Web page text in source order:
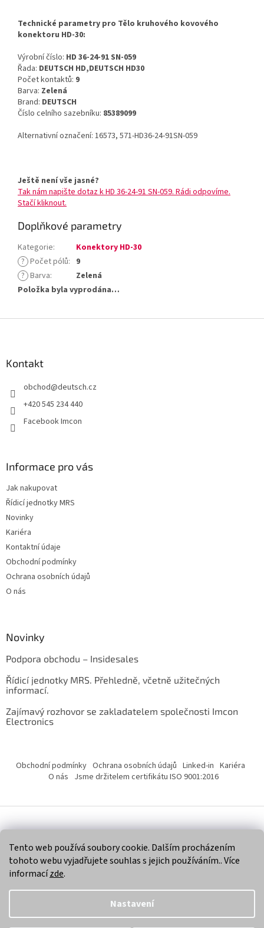
Tento web používá soubory cookie. Dalším procházením
tohoto webu vyjadřujete souhlas s jejich používáním.. Více
informacízde.
Nastavení
Technické parametry pro Tělo kruhového kovového
konektoru HD-30:
Výrobní číslo: HD 36-24-91 SN-059
Řada: DEUTSCH HD,DEUTSCH HD30
Počet kontaktů: 9
Barva: Zelená
Brand: DEUTSCH
Číslo celního sazebníku: 85389099
Alternativní označení: 16573, 571-HD36-24-91SN-059
Ještě není vše jasné?
Tak nám napište dotaz k HD 36-24-91 SN-059. Rádi odpovíme.
Stačí kliknout.
Doplňkové parametry
Kategorie:
Konektory HD-30
? Počet pólů: 9
? Barva:
Zelená
Položka byla vyprodána…
Kontakt
obchod@deutsch.cz
+420 545 234 440
Facebook Imcon
Informace pro vás
Jak nakupovat
Řídicí jednotky MRS
Novinky
Kariéra
Kontaktní údaje
Obchodní podmínky
Ochrana osobních údajů
O nás
Novinky
Podpora obchodu – Insidesales
Řídicí jednotky MRS. Přehledně, včetně užitečných
informací.
Zajímavý rozhovor se zakladatelem společnosti Imcon
Electronics
Obchodní podmínky Ochrana osobních údajů Linked-in Kariéra
O nás Jsme držitelem certifikátu ISO 9001:2016
Copyright 2026